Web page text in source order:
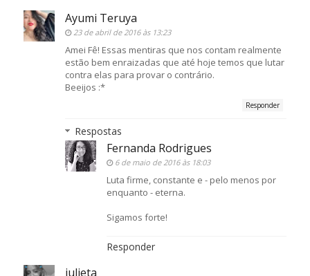
Ayumi Teruya
23 de abril de 2016 às 13:23
Amei Fê! Essas mentiras que nos contam realmente
estão bem enraizadas que até hoje temos que lutar
contra elas para provar o contrário.
Beeijos :*
Responder
Respostas
Fernanda Rodrigues
6 de maio de 2016 às 18:03
Luta firme, constante e - pelo menos por
enquanto - eterna.
Sigamos forte!
Responder
julieta